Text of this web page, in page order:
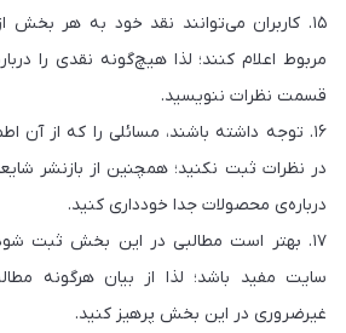
۱۵. کاربران می‌توانند نقد خود به هر
مربوط اعلام کنند؛ لذا هیچ‌گونه نقدی را
قسمت نظرات ننویسید.
۱۶. توجه داشته باشند، مسائلی را که از آن
در نظرات ثبت نکنید؛ همچنین از بازنشر
درباره‌ی محصولات جدا خودداری کنید.
۱۷. بهتر است مطالبی در این بخش ثبت شود
سایت مفید باشد؛ لذا از بیان هرگونه
غیرضروری در این بخش پرهیز کنید.